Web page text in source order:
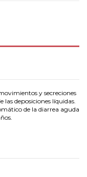
y secreciones
deposiciones líquidas.
de la diarrea aguda